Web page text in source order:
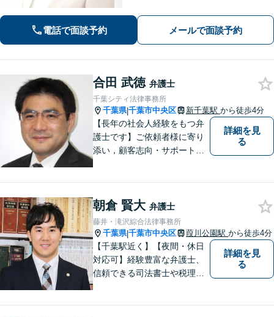
寄り添って的確にアドバイスし、最善
の解決に導きます。【千葉駅徒歩13
電話で面談予約 メールで面談予約
合田 武徳 弁護士
千葉シティ法律事務所
千葉県|千葉市中央区 新千葉駅 から徒歩4分
【長年の社会人経験をもつ弁
護士です】ご依頼者様に寄り
添い，顧客志向・サポート精
応】ご相談者様の精神的負担
を軽減することも重視してい
る弁護士です。【千葉駅徒歩
７分】
詳細を見
る
朝倉 賢大 弁護士
藤井・滝沢綜合法律事務所
千葉県|千葉市中央区 葭川公園駅 から徒歩4分
【千葉駅近く】【夜間・休日
対応可】経験豊富な弁護士、
信頼できる司法書士や税理士
詳細を見
る